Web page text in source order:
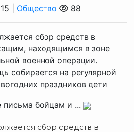
| Общество 88
сбор средств в
находящимся в зоне
военной операции.
собирается на регулярной
праздников дети
письма бойцам и ...
сбор средств в